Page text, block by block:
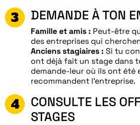
DEMANDE À TON
Famille et amis : Peut-être
des entreprises qui
Anciens stagiaires : Si tu
ont déjà fait un stage dans
demande-leur où ils ont été
recommandent l’entreprise.
CONSULTE LES
STAGES